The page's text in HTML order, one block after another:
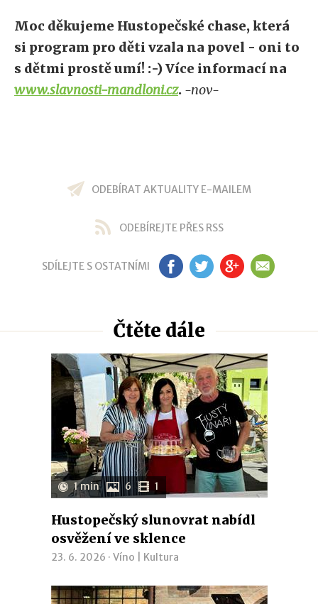
Moc děkujeme Hustopečské chase, která
si program pro děti vzala na povel - oni to
s dětmi prostě umí! :-) Více informací na
www.slavnosti-mandloni.cz. -nov-
ODEBÍRAT AKTUALITY E-MAILEM
ODEBÍREJTE PŘES RSS
SDÍLEJTE S OSTATNÍMI FB TW GP EM
Čtěte dále
1 min 6 1
Hustopečský slunovrat nabídl
osvěžení ve sklence
23. 6. 2026 · Víno Kultura